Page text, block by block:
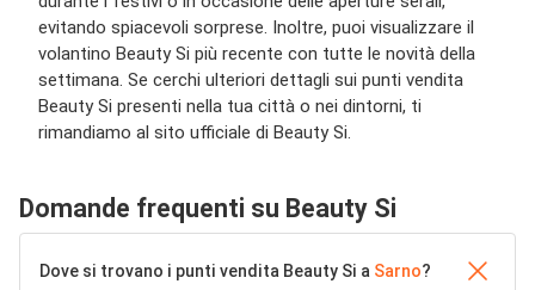
evitando spiacevoli sorprese. Inoltre, puoi visualizzare il
volantino Beauty Si più recente con tutte le novità della
settimana. Se cerchi ulteriori dettagli sui punti vendita
Beauty Si presenti nella tua città o nei dintorni, ti
rimandiamo al sito ufficiale di Beauty Si.
Domande frequenti su Beauty Si
Dove si trovano i punti vendita Beauty Si a Sarno?